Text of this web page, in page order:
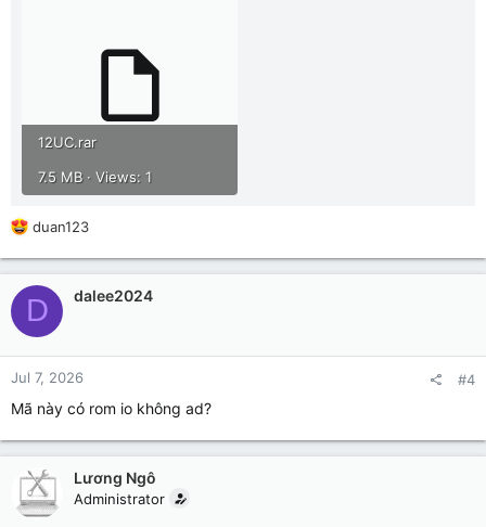
12UC.rar
7.5 MB · Views: 1
R
a
c
t
i
o
n
s
duan123
D dalee2024
Jul 7, 2026 #4
Mã này có rom io không ad?
Lương Ngô
Administrator